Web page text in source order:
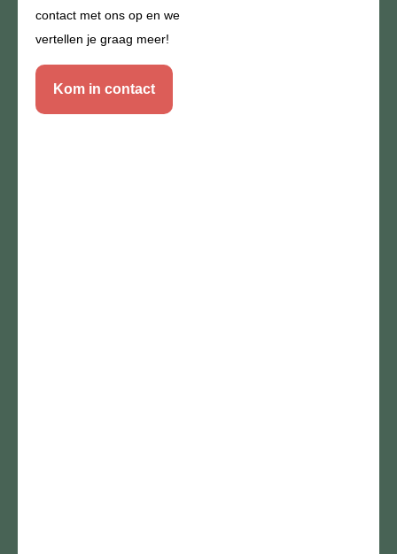
contact met ons op en we
vertellen je graag meer!
Kom in contact